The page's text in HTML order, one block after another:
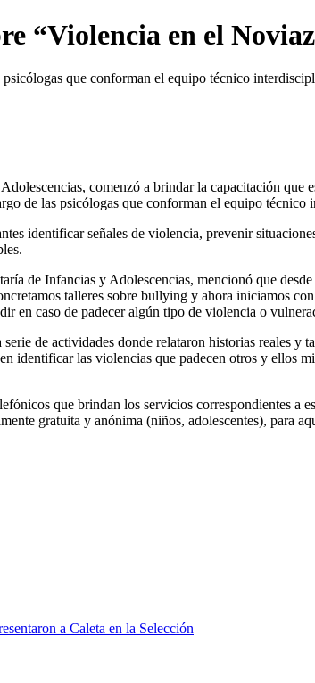
“Violencia en el
que conforman el equipo técnico
comenzó a brindar la capacitación
de las psicólogas que conforman el equipo técnico
identificar señales de violencia, prevenir
de Infancias y Adolescencias, mencionó que
talleres sobre bullying y ahora iniciamos
en caso de padecer algún tipo de violencia o
de actividades donde relataron historias reales
identificar las violencias que padecen otros y ellos
que brindan los servicios correspondientes a
gratuita y anónima (niños, adolescentes), para
a Caleta en la Selección